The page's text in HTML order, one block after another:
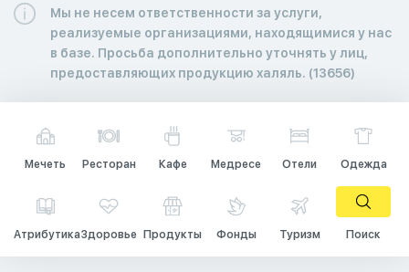
Мы не несем ответственности за услуги,
реализуемые организациями, находящимися у нас
в базе. Просьба дополнительно уточнять у лиц,
предоставляющих продукцию халяль. (13656)
Мечеть Ресторан Кафе Медресе Отели Одежда
АтрибутикаЗдоровье Продукты Фонды Туризм Поиск